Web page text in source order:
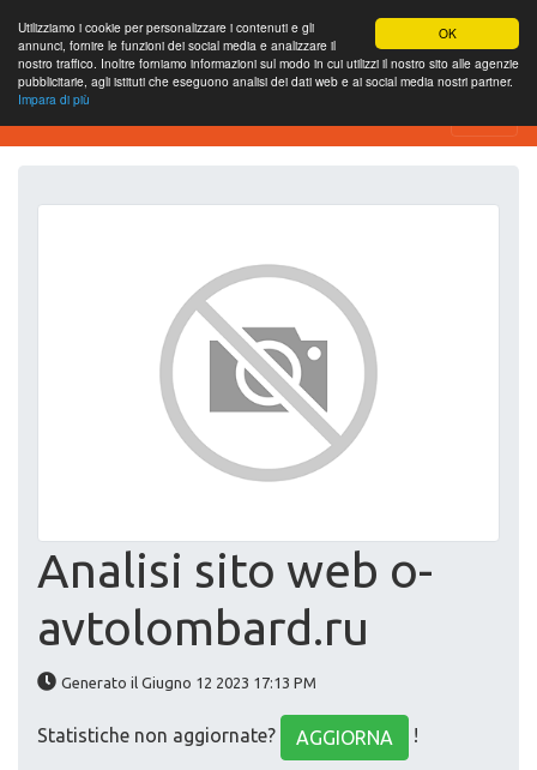
OK
Utilizziamo i cookie per personalizzare i contenuti e gli
annunci, fornire le funzioni dei social media e analizzare il
nostro traffico. Inoltre forniamo informazioni sul modo in cui utilizzi il nostro sito alle agenzie
pubblicitarie, agli istituti che eseguono analisi dei dati web e ai social media nostri partner.
Impara di più
SEO Analytics
Analisi sito web o-
avtolombard.ru
Generato il Giugno 12 2023 17:13 PM
Statistiche non aggiornate? AGGIORNA !